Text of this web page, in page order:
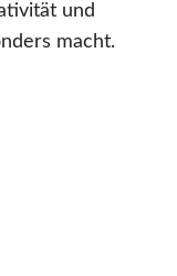
und
macht.